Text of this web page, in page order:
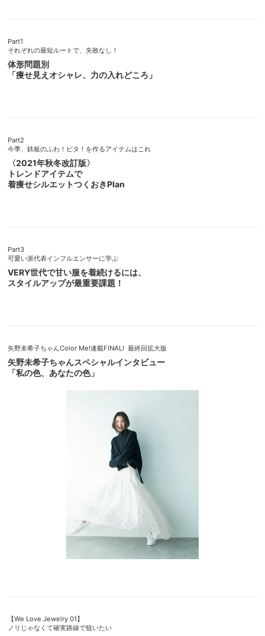
Part1
それぞれの最短ルートで、失敗なし！
体形問題別
「痩せ見えオシャレ、力の入れどころ」
Part2
今季、鉄板のふわ！ピタ！を作るアイテムはこれ
〈2021年秋冬改訂版〉
トレンドアイテムで
着痩せシルエットつくおきPlan
Part3
可愛い派代表インフルエンサーに学ぶ
VERY世代で甘い服を着続けるには、
スタイルアップが最重要課題！
矢野未希子ちゃんColor Me!連載FINAL! 最終回拡大版
矢野未希子ちゃんスペシャルインタビュー
「私の色、あなたの色」
【We Love Jewelry 01】
ノリじゃなくて確実路線で狙いたい